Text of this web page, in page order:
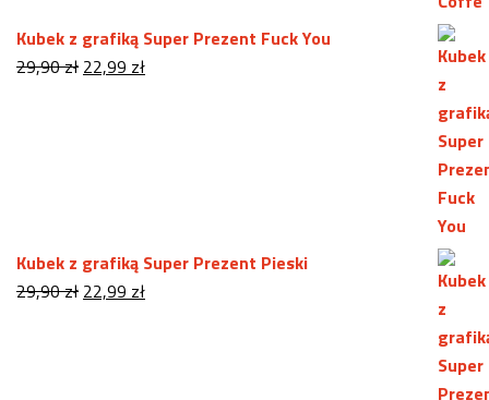
Kubek z grafiką Super Prezent Fuck You
29,90zł Pierwotna
22,99 złAktualna
Kubek z grafiką Super Prezent Pieski
29,90zł Pierwotna
22,99 złAktualna